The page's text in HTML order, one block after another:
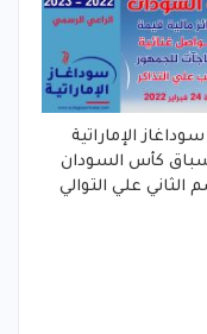
الإماراتية
كأس السودان
الثاني علي التوالي